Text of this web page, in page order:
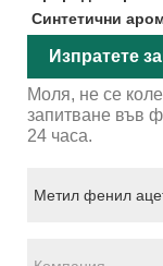
Синтетични
Изпратете
Моля, не се
запитване във
24 часа.